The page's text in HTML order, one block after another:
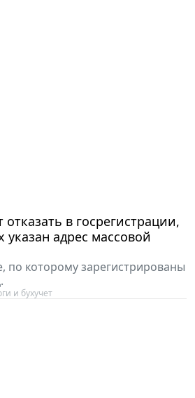
в госрегистрации,
указан адрес массовой
по которому зарегистрированы
и бухучет